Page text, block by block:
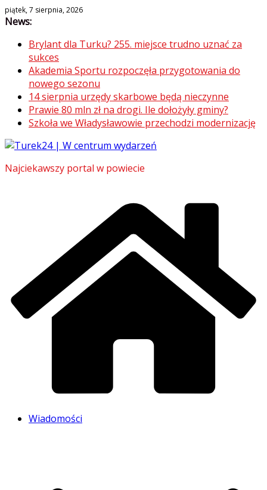
Skip
to
piątek, 7 sierpnia, 2026
News:
Brylant dla Turku? 255. miejsce trudno uznać za
sukces
Akademia Sportu rozpoczęła przygotowania do
nowego sezonu
14 sierpnia urzędy skarbowe będą nieczynne
Prawie 80 mln zł na drogi. Ile dołożyły gminy?
Szkoła we Władysławowie przechodzi modernizację
Najciekawszy portal w powiecie
Wiadomości